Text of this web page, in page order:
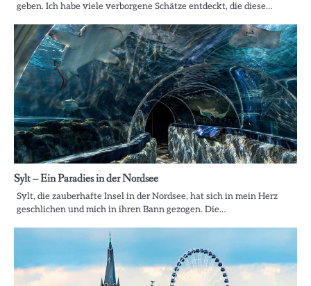
geben. Ich habe viele verborgene Schätze entdeckt, die diese…
Sylt – Ein Paradies in der Nordsee
Sylt, die zauberhafte Insel in der Nordsee, hat sich in mein Herz
geschlichen und mich in ihren Bann gezogen. Die…